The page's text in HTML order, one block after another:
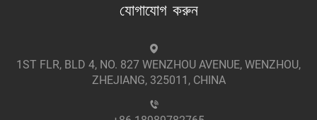
যোগাযোগ করুন
1ST FLR, BLD 4, NO. 827 WENZHOU AVENUE, WENZHOU,
ZHEJIANG, 325011, CHINA